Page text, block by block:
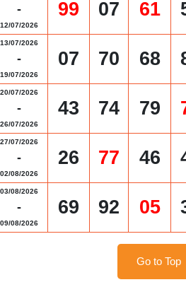
-
12/07/2026
99 07 61
13/07/2026
-
19/07/2026
07 70 68
20/07/2026
-
26/07/2026
43 74 79
27/07/2026
-
02/08/2026
26 77 46
03/08/2026
-
09/08/2026
69 92 05
Go to Top